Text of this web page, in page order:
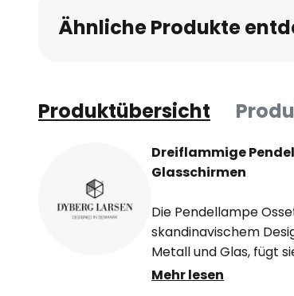
Ähnliche Produkte
Produktübersicht
Dreiflammige
Glasschirmen
Die Pendellampe
skandinavischem
Metall und Glas, fügt
Raumkonzepte ein.
Mehr lesen